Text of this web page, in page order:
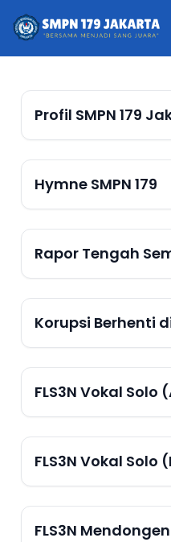
Profil SMPN 179
Hymne SMPN 179
Rapor Tengah
Korupsi Berhenti
FLS3N Vokal Solo
FLS3N Vokal Solo
FLS3N